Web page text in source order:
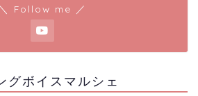
＼ Follow me ／
グボイスマルシェ